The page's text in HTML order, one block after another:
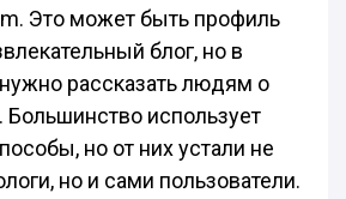
Это может быть профиль
блог, но в
рассказать людям о
Большинство использует
но от них устали не
но и сами пользователи.